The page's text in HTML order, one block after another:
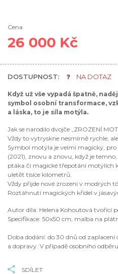
Cena
26 000 Kč
DOSTUPNOST: NA DOTAZ
Když už vše vypadá špatně,
symbol osobní transformace,
a láska, to je síla motýla.
Jak se narodilo dvojče „ZROZENÍ
Vždy to vytryskne nesmírně rychle,
Symbol motýla je velmi magický, pro
(2021), znovu a znovu, když je
ptáka či magické třepotání motýlích
uletět tisíce kilometrů.
Vždy přijde nové zrození v modrých
Roztáhnutí magických křídel v
Autor díla: Helena Kohoutová tvořící
Specifikace: 50x50 cm, malba na
Doba dodání: do 30 dnů od
a dopravy. V případě osobního
SDÍLET